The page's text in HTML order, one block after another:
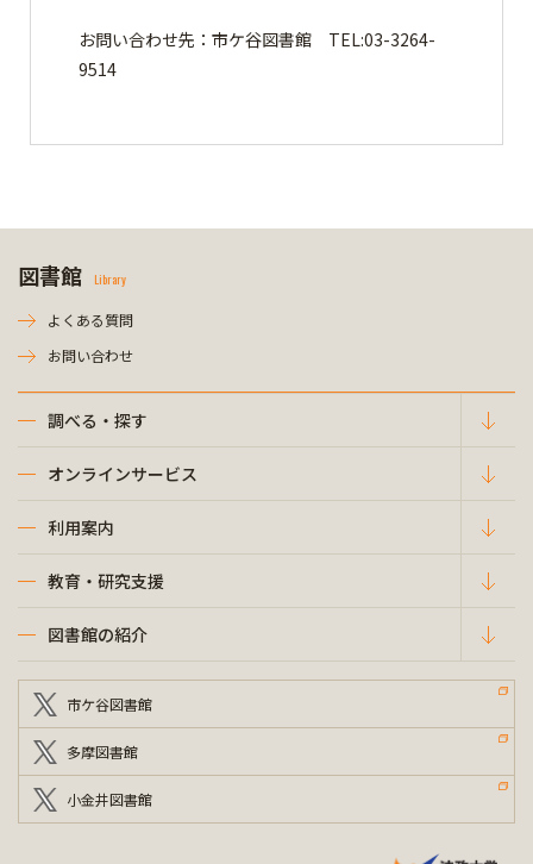
お問い合わせ先：市ケ谷図書館 TEL:03-3264-
9514
図書館 Library
よくある質問
お問い合わせ
調べる・探す
オンラインサービス
利用案内
教育・研究支援
図書館の紹介
市ケ谷図書館
多摩図書館
小金井図書館